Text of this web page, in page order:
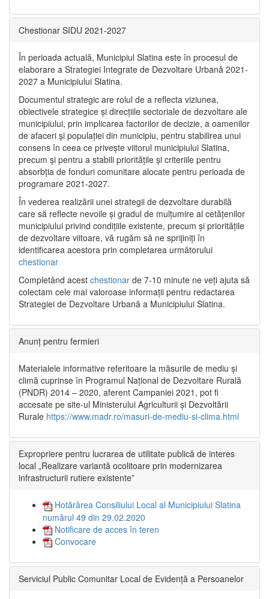
Chestionar SIDU 2021-2027
În perioada actuală, Municipiul Slatina este în procesul de
elaborare a Strategiei Integrate de Dezvoltare Urbană 2021‐
2027 a Municipiului Slatina.
Documentul strategic are rolul de a reflecta viziunea,
obiectivele strategice și direcțiile sectoriale de dezvoltare ale
municipiului, prin implicarea factorilor de decizie, a oamenilor
de afaceri și populației din municipiu, pentru stabilirea unui
consens în ceea ce privește viitorul municipiului Slatina,
precum și pentru a stabili prioritățile și criteriile pentru
absorbția de fonduri comunitare alocate pentru perioada de
programare 2021-2027.
În vederea realizării unei strategii de dezvoltare durabilă
care să reflecte nevoile și gradul de mulțumire al cetățenilor
municipiului privind condițiile existente, precum și prioritățile
de dezvoltare viitoare, vă rugăm să ne sprijiniți în
identificarea acestora prin completarea următorului
chestionar
Completând acest chestionar de 7-10 minute ne veți ajuta să
colectam cele mai valoroase informații pentru redactarea
Strategiei de Dezvoltare Urbană a Municipiului Slatina.
Anunț pentru fermieri
Materialele informative referitoare la măsurile de mediu și
climă cuprinse în Programul Național de Dezvoltare Rurală
(PNDR) 2014 – 2020, aferent Campaniei 2021, pot fi
accesate pe site-ul Ministerului Agriculturii și Dezvoltării
Rurale https://www.madr.ro/masuri-de-mediu-si-clima.html
Expropriere pentru lucrarea de utilitate publică de interes
local „Realizare variantă ocolitoare prin modernizarea
infrastructurii rutiere existente”
Hotărârea Consiliului Local al Municipiului Slatina
numărul 49 din 29.02.2020
Notificare de acces în teren
Convocare
Serviciul Public Comunitar Local de Evidență a Persoanelor